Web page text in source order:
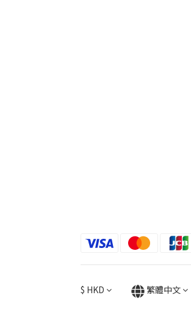
$ HKD 繁體中文